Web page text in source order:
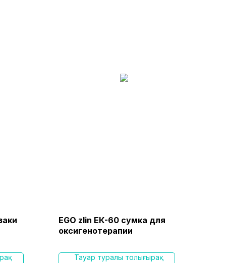
EGO zlin ЕК-60 сумка для
оксигенотерапии
Тауар туралы толығырақ